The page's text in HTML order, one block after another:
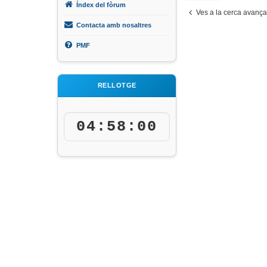
Índex del fòrum
Contacta amb nosaltres
PMF
RELLOTGE
04:58:00
Ves a la cerca